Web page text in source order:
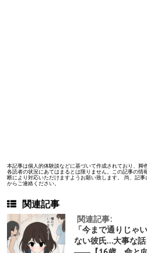
本記事は個人的体験談などに基づいて作成されており、脚
各読者の状況にあてはまるとは限りません。この記事の情
断により対応いただけますようお願い致します。 尚、記
からご連絡ください。
関連記事
関連記事:
「今まで通りじゃ
ない彼氏…大事な